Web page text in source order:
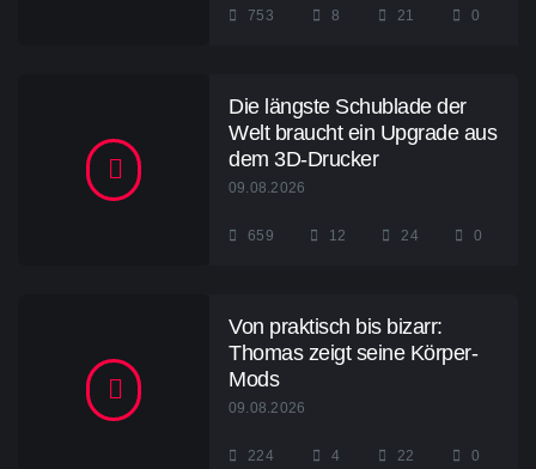
753 8 21 0
Die längste Schublade der
Welt braucht ein Upgrade aus
dem 3D-Drucker
09.08.2026
659 12 24 0
Von praktisch bis bizarr:
Thomas zeigt seine Körper-
Mods
09.08.2026
224 4 22 0